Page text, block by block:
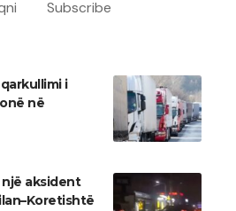
Subscribe
i
në
aksident